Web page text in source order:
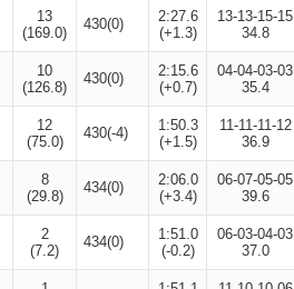
13
(169.0)
430(0)
2:27.6
(+1.3)
13-13-15-15
34.8
10
(126.8)
430(0)
2:15.6
(+0.7)
04-04-03-03
35.4
12
(75.0)
430(-4)
1:50.3
(+1.5)
11-11-11-12
36.9
8
(29.8)
434(0)
2:06.0
(+3.4)
06-07-05-05
39.6
2
(7.2)
434(0)
1:51.0
(-0.2)
06-03-04-03
37.0